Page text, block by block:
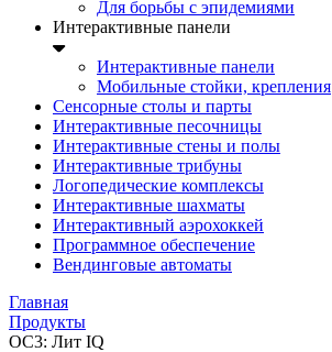
Для борьбы с эпидемиями
Интерактивные панели
Интерактивные панели
Мобильные стойки, крепления
Сенсорные столы и парты
Интерактивные песочницы
Интерактивные стены и полы
Интерактивные трибуны
Логопедические комплексы
Интерактивные шахматы
Интерактивный аэрохоккей
Программное обеспечение
Вендинговые автоматы
Главная
Продукты
ОС3: Лит IQ